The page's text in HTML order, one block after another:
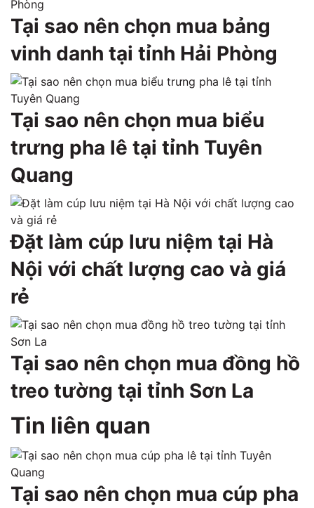
Tại sao nên chọn mua bảng
vinh danh tại tỉnh Hải Phòng
Tại sao nên chọn mua biểu
trưng pha lê tại tỉnh Tuyên
Quang
Đặt làm cúp lưu niệm tại Hà
Nội với chất lượng cao và giá
rẻ
Tại sao nên chọn mua đồng hồ
treo tường tại tỉnh Sơn La
Tin liên quan
Tại sao nên chọn mua cúp pha